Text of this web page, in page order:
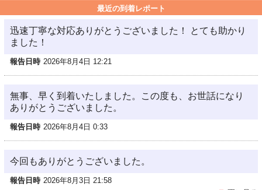
最近の到着レポート
迅速丁寧な対応ありがとうございました！ とても助かり
ました！
報告日時 2026年8月4日 12:21
無事、早く到着いたしました。この度も、お世話になり
ありがとうございました。
報告日時 2026年8月4日 0:33
今回もありがとうございました。
報告日時 2026年8月3日 21:58